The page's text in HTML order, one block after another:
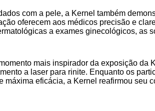
com a pele, a Kernel também
oferecem aos médicos precisão e
a exames ginecológicos, as
mais inspirador da exposição
a laser para rinite. Enquanto os
máxima eficácia, a Kernel reafirmou seu